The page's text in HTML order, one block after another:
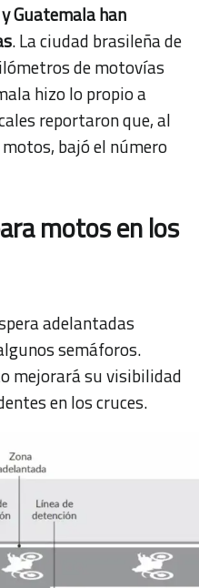
Guatemala han
. La ciudad brasileña de
de motovías
hizo lo propio a
reportaron que, al
bajó el número
motos en los
adelantadas
semáforos.
mejorará su visibilidad
en los cruces.